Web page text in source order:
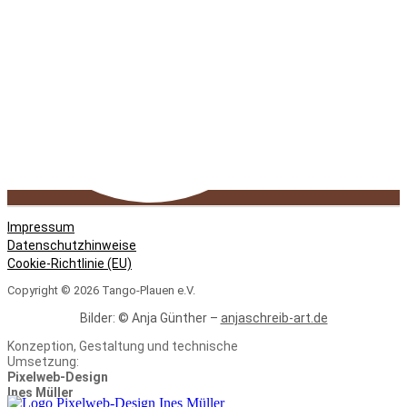
Impressum
Datenschutzhinweise
Cookie-Richtlinie (EU)
Copyright © 2026 Tango-Plauen e.V.
Bilder: © Anja Günther – anjaschreib-art.de
Konzeption, Gestaltung und technische
Umsetzung:
Pixelweb-Design
Ines Müller